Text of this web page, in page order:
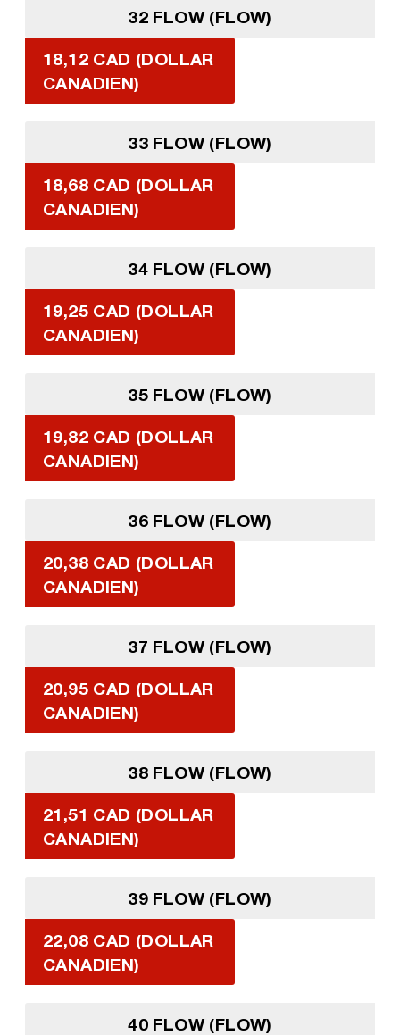
32 FLOW (FLOW)
18,12 CAD (DOLLAR
CANADIEN)
33 FLOW (FLOW)
18,68 CAD (DOLLAR
CANADIEN)
34 FLOW (FLOW)
19,25 CAD (DOLLAR
CANADIEN)
35 FLOW (FLOW)
19,82 CAD (DOLLAR
CANADIEN)
36 FLOW (FLOW)
20,38 CAD (DOLLAR
CANADIEN)
37 FLOW (FLOW)
20,95 CAD (DOLLAR
CANADIEN)
38 FLOW (FLOW)
21,51 CAD (DOLLAR
CANADIEN)
39 FLOW (FLOW)
22,08 CAD (DOLLAR
CANADIEN)
40 FLOW (FLOW)